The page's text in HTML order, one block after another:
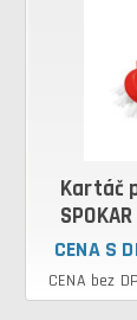
Kartáč
CENA S
CENA bez